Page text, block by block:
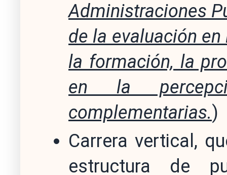
Administraciones
de la evaluación
la formación, la
en la
complementarias.)
Carrera vertical,
estructura de